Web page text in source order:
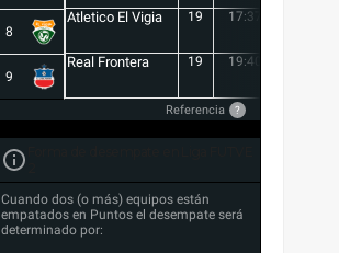
8
Atletico El Vigia 19 17:37
9
Real Frontera 19 19:40
Referencia ?
Cuando dos (o más) equipos están
empatados en Puntos el desempate será
determinado por: